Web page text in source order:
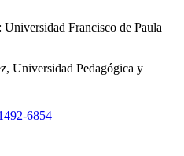
Francisco de Paula
Universidad Pedagógica y
6854